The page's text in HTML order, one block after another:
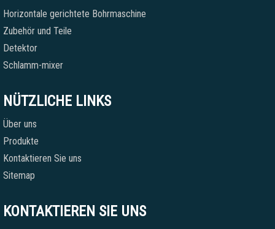
Horizontale gerichtete Bohrmaschine
Zubehör und Teile
Detektor
Schlamm-mixer
NÜTZLICHE LINKS
Über uns
Produkte
Kontaktieren Sie uns
Sitemap
KONTAKTIEREN SIE UNS